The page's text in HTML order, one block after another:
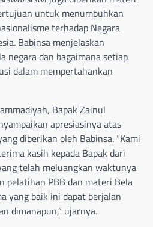
untuk menumbuhkan
terhadap Negara
Babinsa menjelaskan
negara dan bagaimana setiap
dalam mempertahankan
Bapak Zainul
apresiasinya atas
diberikan oleh Babinsa. “Kami
kasih kepada Bapak dari
telah meluangkan waktunya
pelatihan PBB dan materi Bela
yang baik ini dapat berjalan
dimanapun,” ujarnya.